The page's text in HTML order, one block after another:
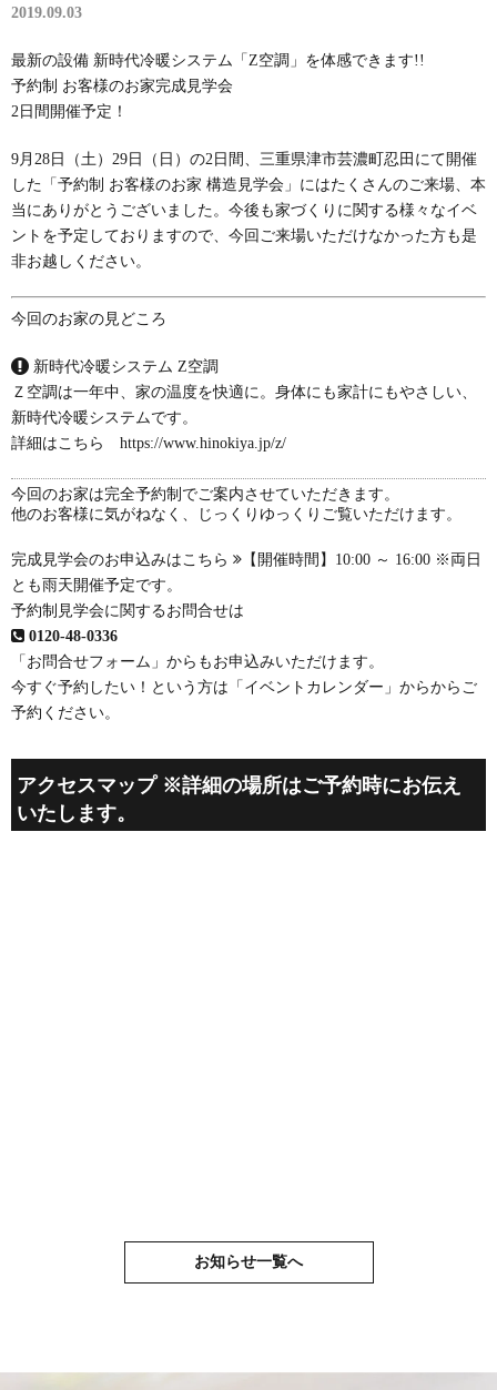
2019.09.03
最新の設備 新時代冷暖システム「Z空調」を体感できます!!
予約制 お客様のお家完成見学会
2日間開催予定！
9月28日（土）29日（日）の2日間、三重県津市芸濃町忍田にて開催
した「予約制 お客様のお家 構造見学会」にはたくさんのご来場、本
当にありがとうございました。今後も家づくりに関する様々なイベ
ントを予定しておりますので、今回ご来場いただけなかった方も是
非お越しください。
今回のお家の見どころ
新時代冷暖システム Z空調
Ｚ空調は一年中、家の温度を快適に。身体にも家計にもやさしい、
新時代冷暖システムです。
詳細はこちら https://www.hinokiya.jp/z/
今回のお家は完全予約制でご案内させていただきます。
他のお客様に気がねなく、じっくりゆっくりご覧いただけます。
完成見学会のお申込みはこちら
【開催時間】10:00 ～ 16:00 ※両日
とも雨天開催予定です。
予約制見学会に関するお問合せは
0120-48-0336
「お問合せフォーム」 からもお申込みいただけます。
今すぐ予約したい！という方は 「イベントカレンダー」 からからご
予約ください。
アクセスマップ ※詳細の場所はご予約時にお伝え
いたします。
お知らせ一覧へ